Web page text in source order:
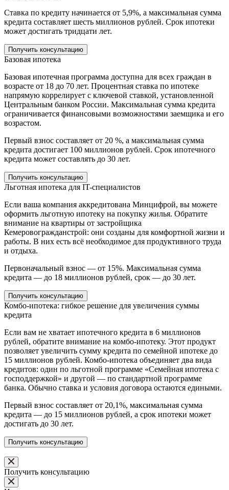
Ставка по кредиту начинается от 5,9%, а максимальная сумма
кредита составляет шесть миллионов рублей. Срок ипотеки
может достигать тридцати лет.
Получить консультацию
Базовая ипотека
Базовая ипотечная программа доступна для всех граждан в
возрасте от 18 до 70 лет. Процентная ставка по ипотеке
напрямую коррелирует с ключевой ставкой, установленной
Центральным банком России. Максимальная сумма кредита
ограничивается финансовыми возможностями заемщика и его
возрастом.
Первый взнос составляет от 20 %, а максимальная сумма
кредита достигает 100 миллионов рублей. Срок ипотечного
кредита может составлять до 30 лет.
Получить консультацию
Льготная ипотека для IT-специалистов
Если ваша компания аккредитована Минцифрой, вы можете
оформить льготную ипотеку на покупку жилья. Обратите
внимание на квартиры от застройщика
Кемеровогражданстрой: они созданы для комфортной жизни и
работы. В них есть всё необходимое для продуктивного труда
и отдыха.
Первоначальный взнос — от 15%. Максимальная сумма
кредита — до 18 миллионов рублей, срок — до 30 лет.
Получить консультацию
Комбо-ипотека: гибкое решение для увеличения суммы
кредита
Если вам не хватает ипотечного кредита в 6 миллионов
рублей, обратите внимание на комбо-ипотеку. Этот продукт
позволяет увеличить сумму кредита по семейной ипотеке до
15 миллионов рублей. Комбо-ипотека объединяет два вида
кредитов: один по льготной программе «Семейная ипотека с
господдержкой» и другой — по стандартной программе
банка. Обычно ставка и условия договора остаются едиными.
Первый взнос составляет от 20,1%, максимальная сумма
кредита — до 15 миллионов рублей, а срок ипотеки может
достигать до 30 лет.
Получить консультацию
Получить консультацию